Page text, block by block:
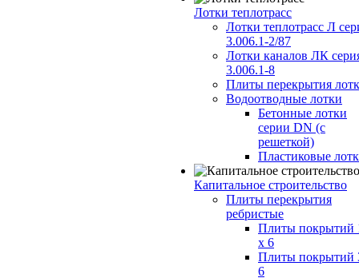
Лотки теплотрасс
Лотки теплотрасс Л
3.006.1-2/87
Лотки каналов ЛК
3.006.1-8
Плиты перекрытия
Водоотводные лотки
Бетонные лотки
серии DN (с
решеткой)
Пластиковые
Капитальное строительство
Плиты перекрытия
ребристые
Плиты покрытий
x 6
Плиты покрытий
6